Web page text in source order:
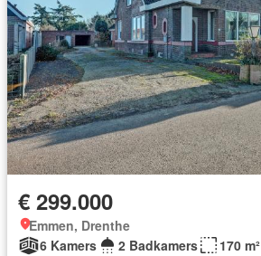
€ 299.000
Emmen, Drenthe
6 Kamers
2 Badkamers
170 m²